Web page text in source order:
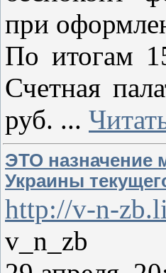
при
По итогам
Счетная
руб. ...
ЭТО назначение
Украины
http://v-n-
v_n_zb